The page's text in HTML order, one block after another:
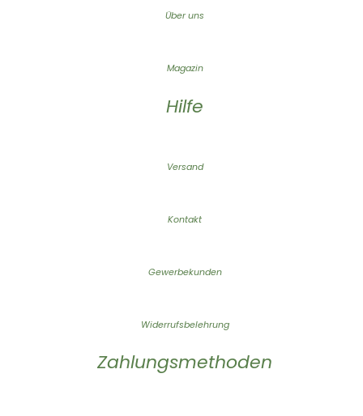
Über uns
Magazin
Hilfe
Versand
Kontakt
Gewerbekunden
Widerrufsbelehrung
Zahlungsmethoden